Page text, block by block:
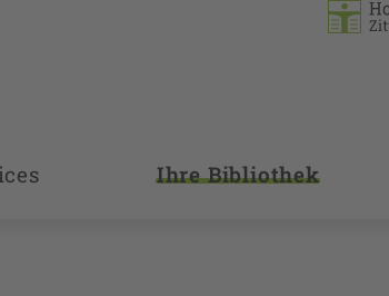
Ihre Bibliothek